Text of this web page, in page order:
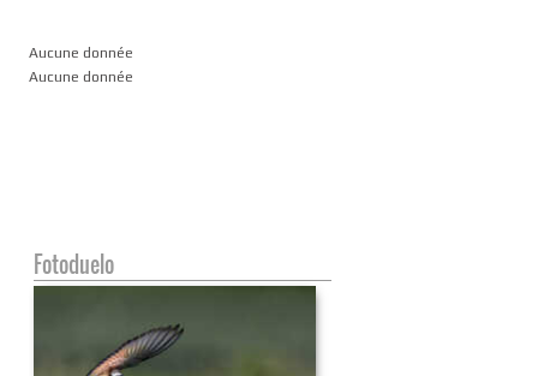
Aucune donnée
Aucune donnée
Fotoduelo